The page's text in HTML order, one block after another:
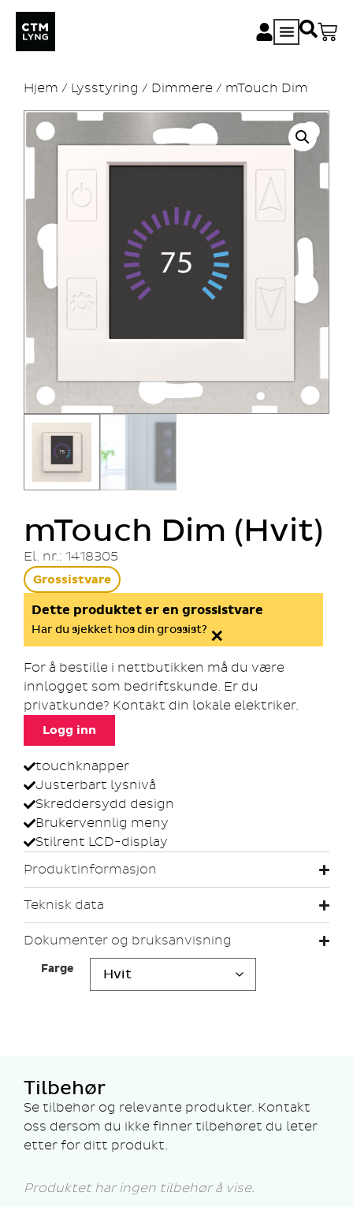
Hjem / Lysstyring / Dimmere / mTouch Dim
mTouch Dim (Hvit)
El. nr.: 1418305
Grossistvare
Dette produktet er en grossistvare
Har du sjekket hos din grossist? ×
For å bestille i nettbutikken må du være
innlogget som bedriftskunde. Er du
privatkunde? Kontakt din lokale elektriker.
Logg inn
touchknapper
Justerbart lysnivå
Skreddersydd design
Brukervennlig meny
Stilrent LCD-display
Produktinformasjon
Teknisk data
Dokumenter og bruksanvisning
Farge
Tilbehør
Se tilbehør og relevante produkter. Kontakt
oss dersom du ikke finner tilbehøret du leter
etter for ditt produkt.
Produktet har ingen tilbehør å vise.